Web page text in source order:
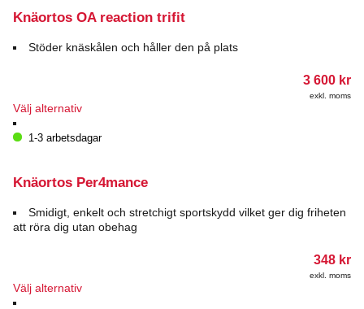
Knäortos OA reaction trifit
Stöder knäskålen och håller den på plats
3 600 kr
exkl. moms
Välj alternativDen
produkten
varianter.
olika
alternativen
1-3 arbetsdagar
Knäortos Per4mance
Smidigt, enkelt och stretchigt sportskydd vilket ger dig friheten
att röra dig utan obehag
348 kr
exkl. moms
Välj alternativDen